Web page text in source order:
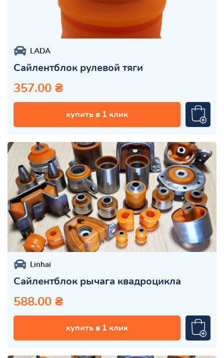
LADA
Сайлентблок рулевой тяги
357.00 ₴
купить в 1 клик
Linhai
Сайлентблок рычага квадроцикла
588.00 ₴
купить в 1 клик